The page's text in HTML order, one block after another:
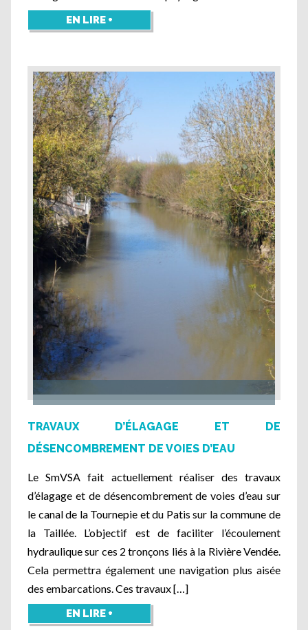
EN LIRE +
TRAVAUX D’ÉLAGAGE ET DE
DÉSENCOMBREMENT DE VOIES D’EAU
Le SmVSA fait actuellement réaliser des travaux
d’élagage et de désencombrement de voies d’eau sur
le canal de la Tournepie et du Patis sur la commune de
la Taillée. L’objectif est de faciliter l’écoulement
hydraulique sur ces 2 tronçons liés à la Rivière Vendée.
Cela permettra également une navigation plus aisée
des embarcations. Ces travaux […]
EN LIRE +